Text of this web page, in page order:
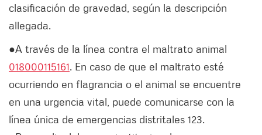
clasificación de gravedad, según la descripción
allegada.
●A través de la línea contra el maltrato animal
018000115161. En caso de que el maltrato esté
ocurriendo en flagrancia o el animal se encuentre
en una urgencia vital, puede comunicarse con la
línea única de emergencias distritales 123.